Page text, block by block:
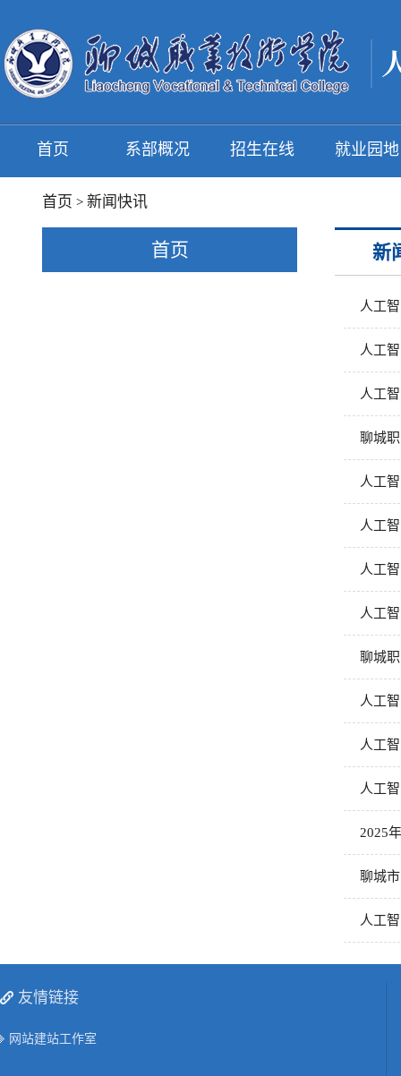
首页 系部概况 招生在线 就业园地
首页 > 新闻快讯
首页 新
人工
人工
人工
聊城
人工
人工
人工
人工
聊城
人工
人工
人工
2025
聊城
人工
友情链接
网站建站工作室